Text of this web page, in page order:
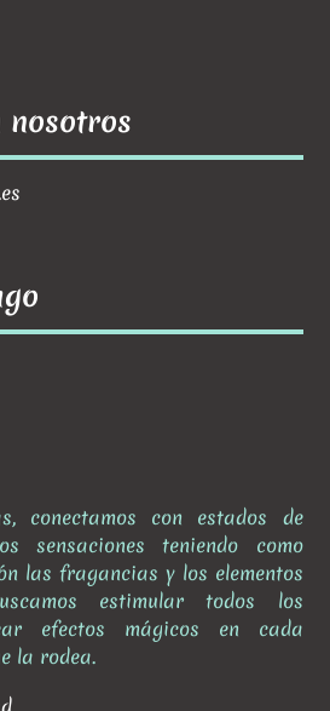
nosotros
conectamos con estados de
sensaciones teniendo como
las fragancias y los elementos
estimular todos los
efectos mágicos en cada
la rodea.